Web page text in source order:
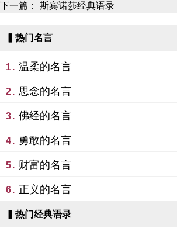
下一篇： 斯宾诺莎经典语录
▍热门名言
1. 温柔的名言
2. 思念的名言
3. 佛经的名言
4. 勇敢的名言
5. 财富的名言
6. 正义的名言
▍热门经典语录